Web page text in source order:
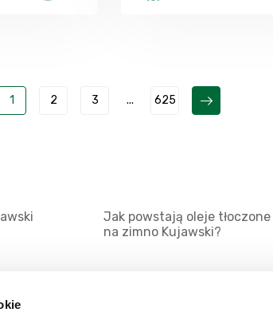
1 2 3 ... 625
Jak powstają oleje tłoczone
na zimno Kujawski?